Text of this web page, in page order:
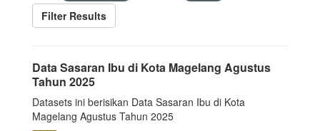
Filter Results
Data Sasaran Ibu di Kota Magelang Agustus
Tahun 2025
Datasets ini berisikan Data Sasaran Ibu di Kota
Magelang Agustus Tahun 2025